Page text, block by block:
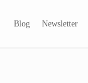
Blog Newsletter